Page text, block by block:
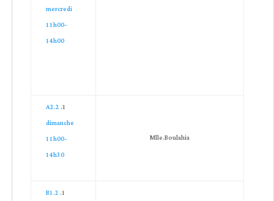
mercredi
11h00-
14h00
Mlle.Boulahia
A2.2
dimanche
11h00-
14h30
B1.2